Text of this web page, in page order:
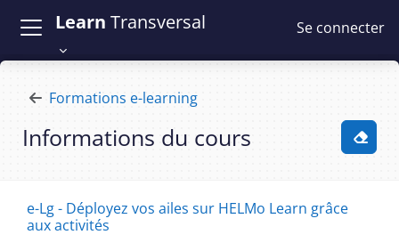
Learn Transversal Se connecter
Formations e-learning
Informations du cours
e-Lg - Déployez vos ailes sur HELMo Learn grâce
aux activités